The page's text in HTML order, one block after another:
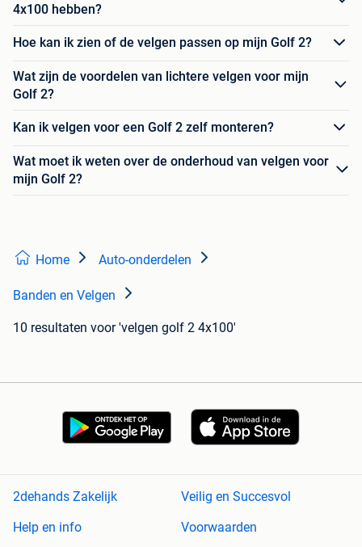
4x100 hebben?
Hoe kan ik zien of de velgen passen op mijn Golf 2?
Wat zijn de voordelen van lichtere velgen voor mijn
Golf 2?
Kan ik velgen voor een Golf 2 zelf monteren?
Wat moet ik weten over de onderhoud van velgen voor
mijn Golf 2?
Home Auto-onderdelen
Banden en Velgen
10 resultaten voor 'velgen golf 2 4x100'
2dehands Zakelijk
Veilig en Succesvol
Help en info
Voorwaarden